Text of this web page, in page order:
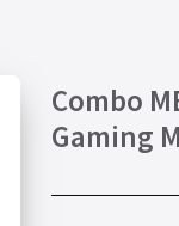
Combo
Gaming